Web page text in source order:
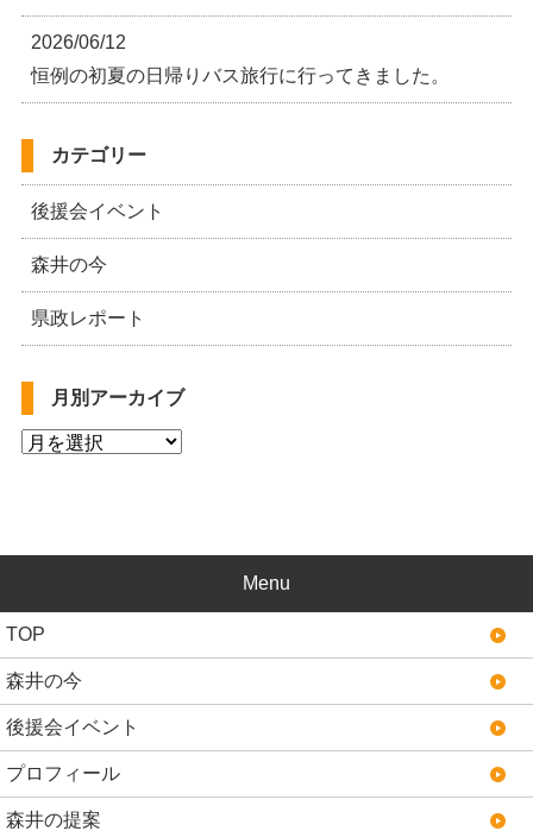
2026/06/12
恒例の初夏の日帰りバス旅行に行ってきました。
カテゴリー
後援会イベント
森井の今
県政レポート
月別アーカイブ
Menu
TOP
森井の今
後援会イベント
プロフィール
森井の提案